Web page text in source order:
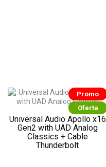
Promo
Oferta
Universal Audio Apollo x16
Gen2 with UAD Analog
Classics + Cable
Thunderbolt